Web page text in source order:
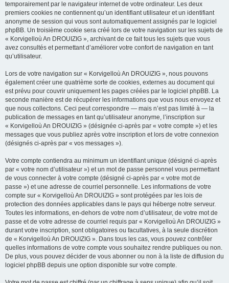
temporairement par le navigateur internet de votre ordinateur. Les deux
premiers cookies ne contiennent qu’un identifiant utilisateur et un identifiant
anonyme de session qui vous sont automatiquement assignés par le logiciel
phpBB. Un troisième cookie sera créé lors de votre navigation sur les sujets de
« Korvigelloù An DROUIZIG », archivant de ce fait tous les sujets que vous
avez consultés et permettant d’améliorer votre confort de navigation en tant
qu’utilisateur.
Lors de votre navigation sur « Korvigelloù An DROUIZIG », nous pouvons
également créer une quatrième sorte de cookies, externes au document qui
est prévu pour couvrir uniquement les pages créées par le logiciel phpBB. La
seconde manière est de récupérer les informations que vous nous envoyez et
que nous collectons. Ceci peut correspondre — mais n’est pas limité à — la
publication de messages en tant qu’utilisateur anonyme, l’inscription sur
« Korvigelloù An DROUIZIG » (désignée ci-après par « votre compte ») et les
messages que vous publiez après votre inscription et lors de votre connexion
(désignés ci-après par « vos messages »).
Votre compte contiendra au minimum un identifiant unique (désigné ci-après
par « votre nom d’utilisateur ») et un mot de passe personnel vous permettant
de vous connecter à votre compte (désigné ci-après par « votre mot de
passe ») et une adresse de courriel personnelle. Les informations de votre
compte sur « Korvigelloù An DROUIZIG » sont protégées par les lois de
protection des données applicables dans le pays qui héberge notre serveur.
Toutes les informations, en-dehors de votre nom d’utilisateur, de votre mot de
passe et de votre adresse de courriel requis par « Korvigelloù An DROUIZIG »
durant votre inscription, sont obligatoires ou facultatives, à la seule discrétion
de « Korvigelloù An DROUIZIG ». Dans tous les cas, vous pouvez contrôler
quelles informations de votre compte vous souhaitez rendre publiques ou non.
De plus, vous pouvez décider de vous abonner ou non à la liste de diffusion du
logiciel phpBB depuis une option disponible sur votre compte.